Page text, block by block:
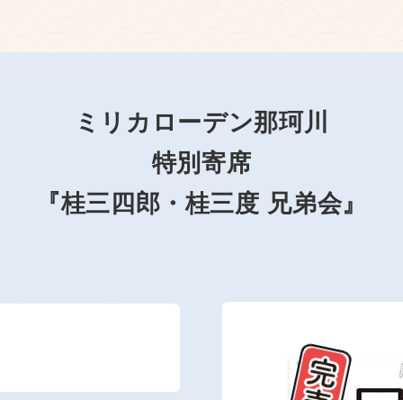
ミリカローデン那珂川
特別寄席
『桂三四郎・桂三度 兄弟会』